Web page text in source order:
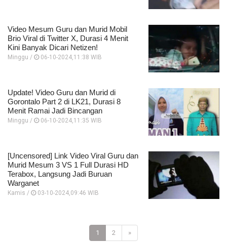
Video Mesum Guru dan Murid Mobil
Brio Viral di Twitter X, Durasi 4 Menit
Kini Banyak Dicari Netizen!
Minggu / 06-10-2024,11:38 WIB
Update! Video Guru dan Murid di
Gorontalo Part 2 di LK21, Durasi 8
Menit Ramai Jadi Bincangan
Minggu / 06-10-2024,11:35 WIB
[Uncensored] Link Video Viral Guru dan
Murid Mesum 3 VS 1 Full Durasi HD
Terabox, Langsung Jadi Buruan
Warganet
Kamis / 03-10-2024,09:46 WIB
1 2 »